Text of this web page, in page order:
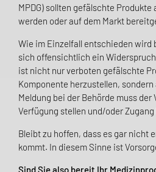
MPDG) sollten gefälschte Produkte
werden oder auf dem Markt
Wie im Einzelfall entschieden wird
sich offensichtlich ein
ist nicht nur verboten gefälschte
Komponente herzustellen, sondern
Meldung bei der Behörde muss der
Verfügung stellen und/oder
Bleibt zu hoffen, dass es gar nicht
kommt. In diesem Sinne ist
Sind Sie also bereit Ihr